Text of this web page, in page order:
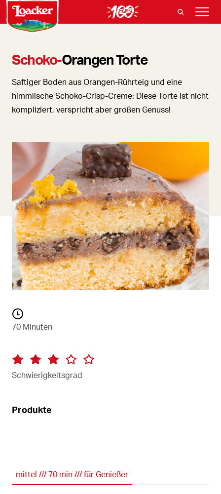
Schoko-Orangen Torte
Saftiger Boden aus Orangen-Rührteig und eine
himmlische Schoko-Crisp-Creme: Diese Torte ist nicht
kompliziert, verspricht aber großen Genuss!
mittel /// 70 min /// für Genießer
70 Minuten
Schwierigkeitsgrad
Produkte